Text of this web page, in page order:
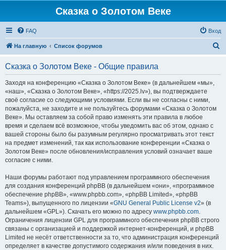
Сказка о Золотом Веке
FAQ Вход
На главную Список форумов
Сказка о Золотом Веке - Общие правила
Заходя на конференцию «Сказка о Золотом Веке» (в дальнейшем «мы»,
«наш», «Сказка о Золотом Веке», «https://2025.lv»), вы подтверждаете
своё согласие со следующими условиями. Если вы не согласны с ними,
пожалуйста, не заходите и не пользуйтесь форумами «Сказка о Золотом
Веке». Мы оставляем за собой право изменять эти правила в любое
время и сделаем всё возможное, чтобы уведомить вас об этом, однако с
вашей стороны было бы разумным регулярно просматривать этот текст
на предмет изменений, так как использование конференции «Сказка о
Золотом Веке» после обновления/исправления условий означает ваше
согласие с ними.
Наши форумы работают под управлением программного обеспечения
для создания конференций phpBB (в дальнейшем «они», «программное
обеспечение phpBB», «www.phpbb.com», «phpBB Limited», «phpBB
Teams»), выпущенного по лицензии «GNU General Public License v2» (в
дальнейшем «GPL»). Скачать его можно по адресу www.phpbb.com.
Ограничения лицензии GPL для программного обеспечения phpBB строго
связаны с организацией и поддержкой интернет-конференций, и phpBB
Limited не несёт ответственности за то, что администрация конференций
определяет в качестве допустимого содержания и/или поведения в них.